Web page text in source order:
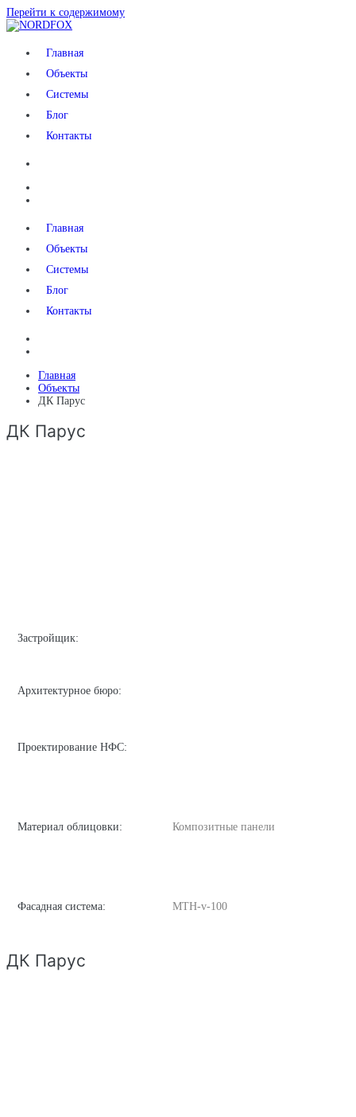
Перейти к содержимому
NORDFOXГлавная
Объекты
Системы
Блог
Контакты
Главная
Объекты
Системы
Блог
Контакты
Главная
Объекты
ДК Парус
ДК Парус
Застройщик:
Архитектурное бюро:
Проектирование НФС:
Материал облицовки: Композитные панели
Фасадная система: MTH-v-100
ДК Парус